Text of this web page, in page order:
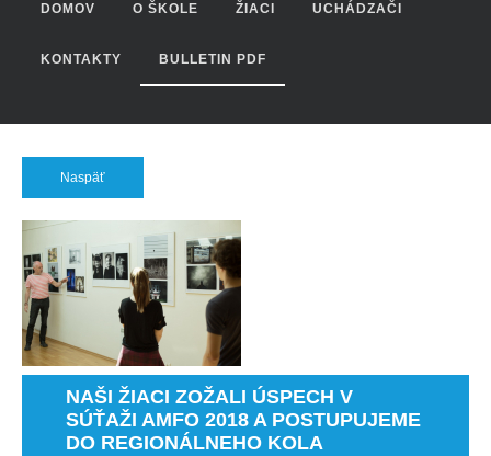
DOMOV O ŠKOLE ŽIACI UCHÁDZAČI
KONTAKTY BULLETIN PDF
Naspäť
NAŠI ŽIACI ZOŽALI ÚSPECH V
SÚŤAŽI AMFO 2018 A POSTUPUJEME
DO REGIONÁLNEHO KOLA